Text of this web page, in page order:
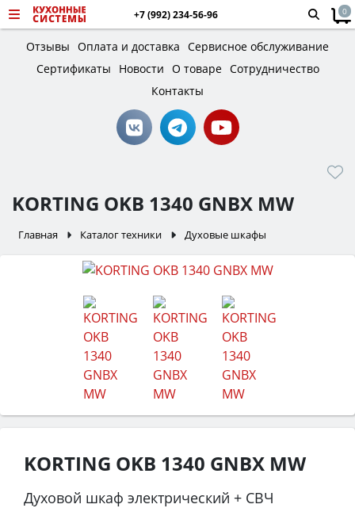
+7 (992) 234-56-96 0
Отзывы Оплата и доставка Сервисное обслуживание
Сертификаты
Новости О товаре Сотрудничество
Контакты
KORTING OKB 1340 GNBX MW
Главная Каталог техники Духовые шкафы
KORTING OKB 1340 GNBX MW
Духовой шкаф электрический + СВЧ